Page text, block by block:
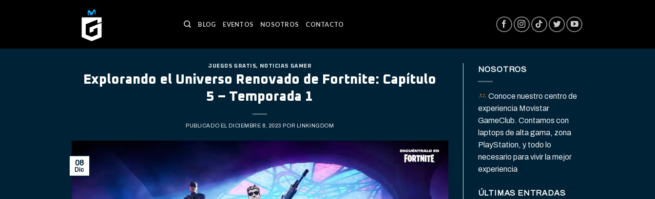
BLOG EVENTOS NOSOTROS CONTACTO
JUEGOS GRATIS, NOTICIAS GAMER
Explorando el Universo Renovado de Fortnite: Capítulo
5 – Temporada 1
PUBLICADO EL DICIEMBRE 8, 2023 POR LINKINGDOM
08
Dic
NOSOTROS
Conoce nuestro centro de
experiencia Movistar
GameClub. Contamos con
laptops de alta gama, zona
PlayStation, y todo lo
necesario para vivir la mejor
experiencia
ÚLTIMAS ENTRADAS